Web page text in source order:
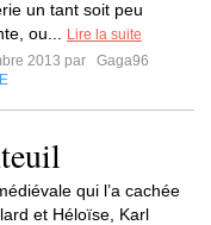
un tant soit peu
ou...
Lire la suite
2013 par
Gaga96
qui l’a cachée
et Héloïse, Karl